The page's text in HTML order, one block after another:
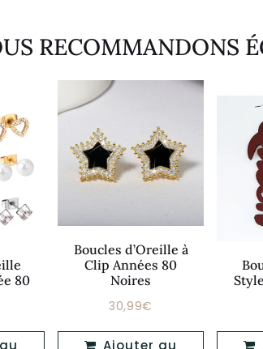
RECOMMANDONS
80
Boucles d’Oreille à
Clip Années 80
Noires
Prix
30,99€